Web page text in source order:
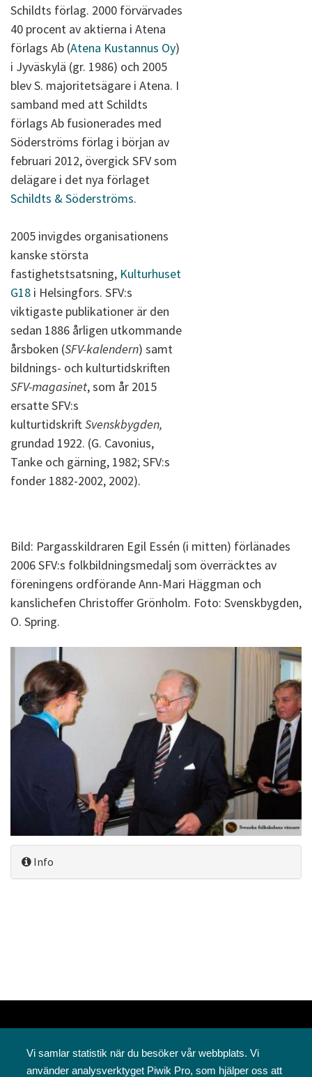
Schildts förlag. 2000 förvärvades
40 procent av aktierna i Atena
förlags Ab (Atena Kustannus Oy)
i Jyväskylä (gr. 1986) och 2005
blev S. majoritetsägare i Atena. I
samband med att Schildts
förlags Ab fusionerades med
Söderströms förlag i början av
februari 2012, övergick SFV som
delägare i det nya förlaget
Schildts & Söderströms.
2005 invigdes organisationens
kanske största
fastighetstsatsning, Kulturhuset
G18 i Helsingfors. SFV:s
viktigaste publikationer är den
sedan 1886 årligen utkommande
årsboken (SFV-kalendern) samt
bildnings- och kulturtidskriften
SFV-magasinet, som år 2015
ersatte SFV:s
kulturtidskriftSvenskbygden,
grundad 1922. (G. Cavonius,
Tanke och gärning, 1982; SFV:s
fonder 1882-2002, 2002).
Bild: Pargasskildraren Egil Essén (i mitten) förlänades
2006 SFV:s folkbildningsmedalj som överräcktes av
föreningens ordförande Ann-Mari Häggman och
kanslichefen Christoffer Grönholm. Foto: Svenskbygden,
O. Spring.
Info
Vi samlar statistik när du besöker vår webbplats. Vi
använder analysverktyget Piwik Pro, som hjälper oss att